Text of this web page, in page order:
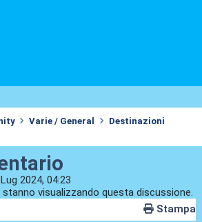
Varie / General
Destinazioni
2024, 04:23
visualizzando questa discussione.
Stampa